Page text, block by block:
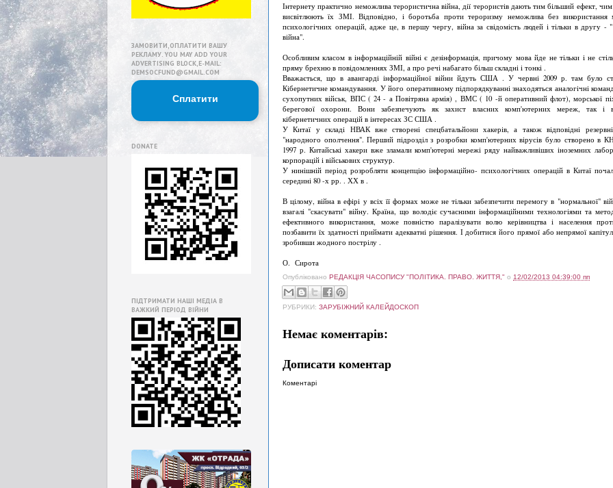
Інтернету практично неможлива терористична війна, дії терористів дають тим більший ефект,
висвітлюють їх ЗМІ. Відповідно, і боротьба проти тероризму неможлива без використання
психологічних операцій, адже це, в першу чергу, війна за свідомість людей і тільки в другу -
війна".
Особливим класом в інформаційній війні є дезінформація, причому мова йде не тільки і не
пряму брехню в повідомленнях ЗМІ, а про речі набагато більш складні і тонкі .
Вважається, що в авангарді інформаційної війни йдуть США . У червні 2009 р. там було
Кібернетичне командування. У його оперативному підпорядкуванні знаходяться аналогічні
сухопутних військ, ВПС ( 24 - а Повітряна армія) , ВМС ( 10 -й оперативний флот), морської
берегової охорони. Вони забезпечують як захист власних комп'ютерних мереж, так і
кібернетичних операцій в інтересах ЗС США .
У Китаї у складі НВАК вже створені спецбатальйони хакерів, а також відповідні
"народного ополчення". Перший підрозділ з розробки комп'ютерних вірусів було створено в
1997 р. Китайські хакери вже зламали комп'ютерні мережі ряду найважливіших іноземних
корпорацій і військових структур.
У нинішній період розробляти концепцію інформаційно- психологічних операцій в Китаї
середині 80 -х рр. . ХХ в .
В цілому, війна в ефірі у всіх її формах може не тільки забезпечити перемогу в "нормальної"
взагалі "скасувати" війну. Країна, що володіє сучасними інформаційними технологіями та
ефективного використання, може повністю паралізувати волю керівництва і населення
позбавити їх здатності приймати адекватні рішення. І добитися його прямої або непрямої
зробивши жодного пострілу .
О. Сирота
Опубліковано РЕДАКЦІЯ ЧАСОПИСУ "ПОЛІТИКА. ПРАВО. ЖИТТЯ," о 12/02/2013 04:39:00 пп
РУБРИКИ: ЗАРУБІЖНИЙ КАЛЕЙДОСКОП
Немає коментарів:
Дописати коментар
Коментарі
ЗАМОВИТИ,ОПЛАТИТИ ВАШУ
РЕКЛАМУ. YOU MAY ADD YOUR
ADVERTISING BLOCK,E-MAIL:
DEMSOCFUND@GMAIL.COM
Сплатити
DONATE
ПІДТРИМАТИ НАШІ МЕДІА В
ВАЖКИЙ ПЕРІОД ВІЙНИ